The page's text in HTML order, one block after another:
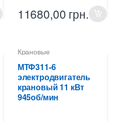
11680,00 грн.
Крановые
электродвигатели
МТФ311-6
электродвигатель
крановый 11 кВт
945об/мин